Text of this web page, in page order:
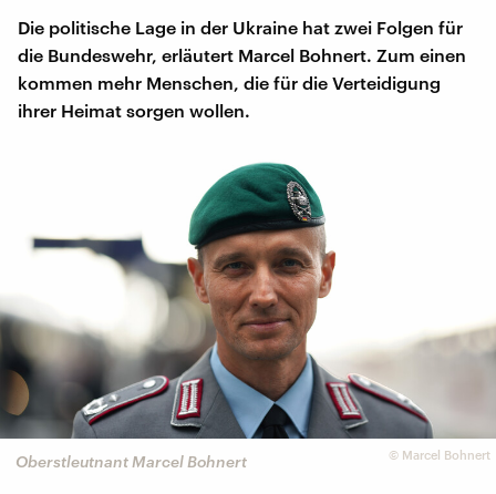
Die politische Lage in der Ukraine hat zwei Folgen für
die Bundeswehr, erläutert Marcel Bohnert. Zum einen
kommen mehr Menschen, die für die Verteidigung
ihrer Heimat sorgen wollen.
© Marcel Bohnert
Oberstleutnant Marcel Bohnert